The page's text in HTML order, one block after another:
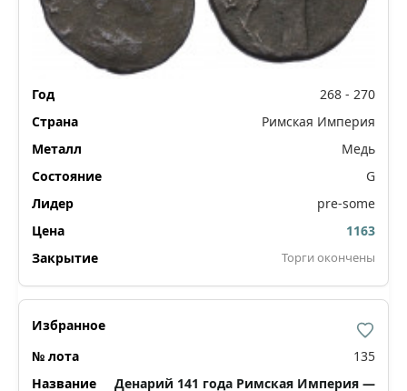
268 - 270
Римская Империя
Медь
G
pre-some
1163
Торги окончены
135
Денарий 141 года Римская Империя —